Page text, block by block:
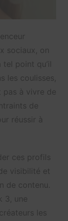
sociaux, on
point qu’il
les coulisses,
pas à vivre de
de
réussir à
ces profils
visibilité et
de contenu.
3, une
les